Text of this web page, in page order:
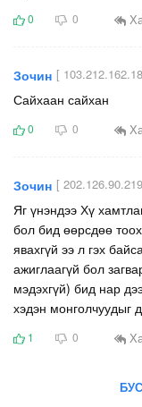
0 0
Зочин [
Сайхаан сайхан
0 0
Зочин [
Яг үнэндээ Хү
бол бид өөрсдөө
явахгүй ээ л гэх
ажиглаагүй бол
мэдэхгүй) бид нар
хэдэн монголчуудыг
1 0